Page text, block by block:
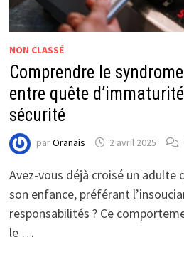
NON CLASSÉ
Comprendre le
entre quête
sécurité
parOranais 2 avril 2025
Avez-vous déjà croisé un adulte
son enfance, préférant
responsabilités ? Ce
le …